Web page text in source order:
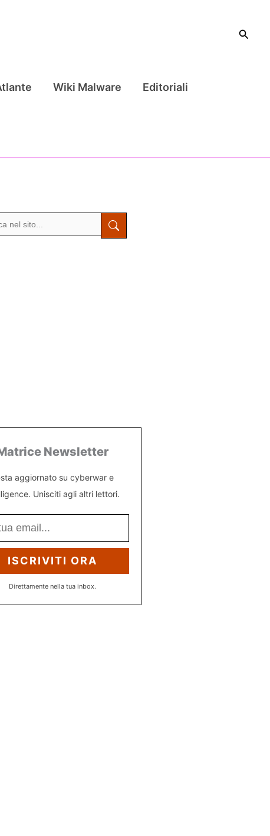
Cerca
Wiki Malware Editoriali
Newsletter
aggiornato su cyberwar e
Unisciti agli altri lettori.
ISCRIVITI ORA
Direttamente nella tua inbox.